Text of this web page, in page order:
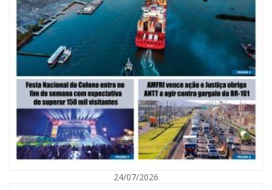
07/08/2026 | 07:00
Saúde de BC promove mutirão de DIU e Implanon na UBS Municípios
neste sábado
POLÍTICA
24/07/2026